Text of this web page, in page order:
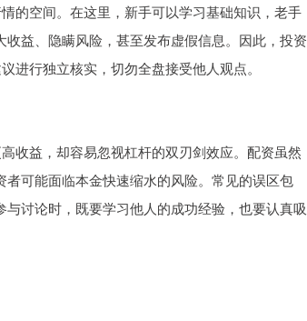
的空间。在这里，新手可以学习基础知识，老手
益、隐瞒风险，甚至发布虚假信息。因此，投资
进行独立核实，切勿全盘接受他人观点。
收益，却容易忽视杠杆的双刃剑效应。配资虽然
可能面临本金快速缩水的风险。常见的误区包
讨论时，既要学习他人的成功经验，也要认真吸